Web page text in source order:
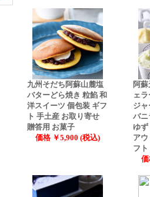
九州そだち阿蘇山麓塩
バターどら焼き 粒餡 和
洋スイーツ 個包装 ギフ
ト 手土産 お取り寄せ
贈答用 お菓子
価格 ￥5,900 (税込)
阿
ェ
ジ
バニ
ゆ
ア
フト
価